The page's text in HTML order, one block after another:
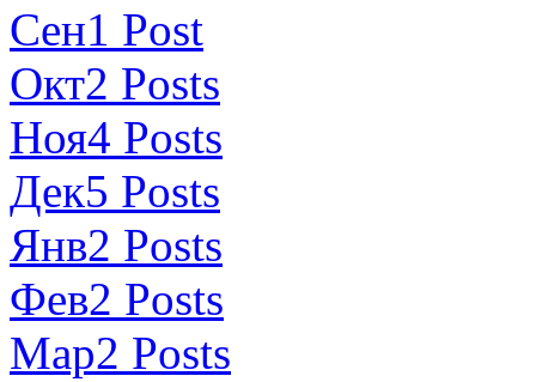
Сен1 Post
Окт2 Posts
Ноя4 Posts
Дек5 Posts
Янв2 Posts
Фев2 Posts
Мар2 Posts